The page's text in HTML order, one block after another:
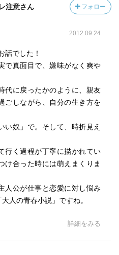
注意さん フォロー
2012.09.24
話でした！
で真面目で、嫌味がなく爽や
代に戻ったかのように、親友
ごしながら、自分の生き方を
い奴」で。そして、時折見え
行く過程が丁寧に描かれてい
け合った時には萌えまくりま
人公が仕事と恋愛に対し悩み
人の青春小説」ですね。
詳細をみる